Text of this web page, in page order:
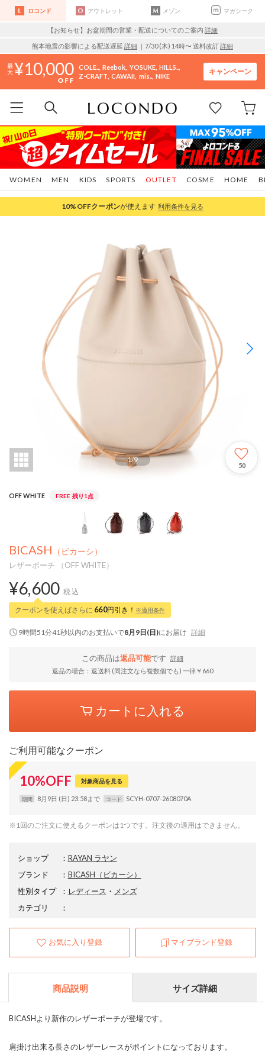
ロコンド アウトレット メゾン マガシーク
【お知らせ】お盆期間の営業・配送についてのご案内 詳細
熊本地震の影響による配送遅延 詳細 ｜7/30 (木) 14時〜 送料改訂詳細
10,000 COLE.. Reebok YOSUKE HILLS..
Z-CRAFT CAWAII mis.. NIKE
キャンペーン
WOMEN MEN KIDS SPORTS COSME HOME
OUTLET
10%OFFクーポンが使えます 利用条件を見る
1/9
50
OFF WHITE FREE 残り1点
BICASH （ビカーシ）
レザーポーチ （OFF WHITE）
¥6,600 税込
クーポンを使えばさらに 660円引き！ ※適用条件
9時間51分40秒以内のお支払いで8月9日(日)にお届け 詳細
この商品は返品可能です
詳細
返品の場合：返送料 (同注文なら複数個でも) 一律￥660
カートに入れる
ご利用可能なクーポン
10%OFF 対象商品を見る
期間 8月9日 (日) 23:58まで コード SCYH-0707-2608070A
※1回のご注文に使えるクーポンは1つです。注文後の適用はできません。
ショップ ： RAYAN ラヤン
ブランド
： BICASH （ビカーシ）
性別タイプ
： レディース ・ メンズ
カテゴリ
：
お気に入り登録 マイブランド登録
商品説明 サイズ詳細
BICASHより新作のレザーポーチが登場です。
肩掛け出来る長さのレザーレースがポイントになっております。